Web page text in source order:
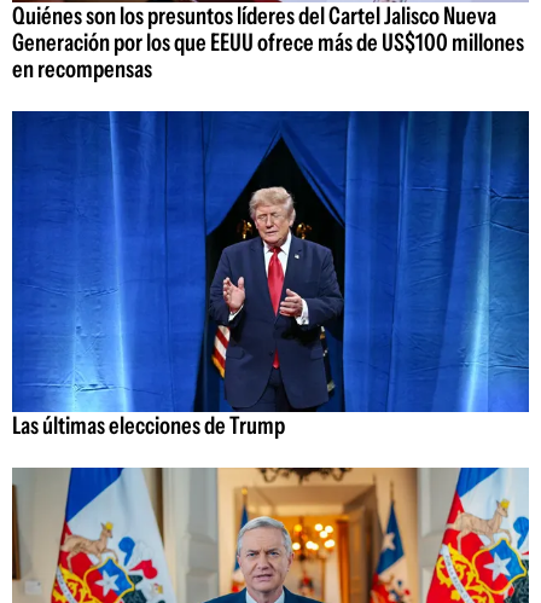
Quiénes son los presuntos líderes del Cartel Jalisco Nueva
Generación por los que EEUU ofrece más de US$100 millones
en recompensas
Las últimas elecciones de Trump